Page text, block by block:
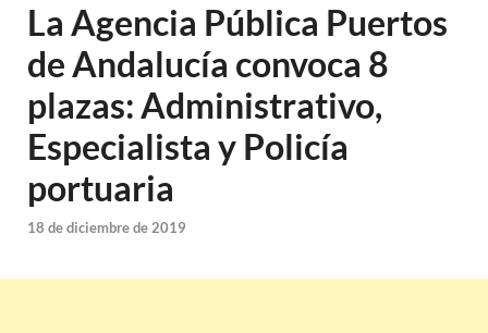
La Agencia Pública Puertos
de Andalucía convoca 8
plazas: Administrativo,
Especialista y Policía
portuaria
18 de diciembre de 2019